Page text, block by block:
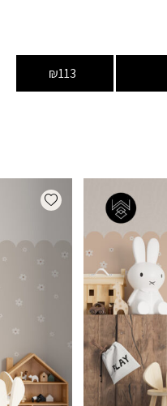
₪113
wishlist